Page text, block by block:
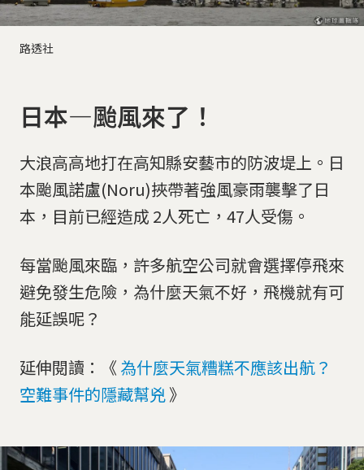
路透社
日本—颱風來了！
大浪高高地打在高知縣安藝市的防波堤上。日
本颱風諾盧(Noru)挾帶著強風豪雨襲擊了日
本，目前已經造成 2人死亡，47人受傷。
每當颱風來臨，許多航空公司就會選擇停飛來
避免發生危險，為什麼天氣不好，飛機就有可
能延誤呢？
延伸閱讀：《 為什麼天氣糟糕不應該出航？
空難事件的隱藏幫兇》